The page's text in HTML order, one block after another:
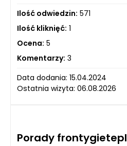
Ilość odwiedzin: 571
Ilość kliknięć: 1
Ocena: 5
Komentarzy: 3
Data dodania: 15.04.2024
Ostatnia wizyta: 06.08.2026
Porady frontygietepl